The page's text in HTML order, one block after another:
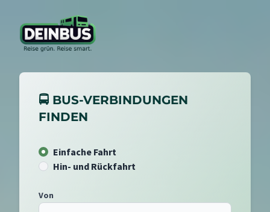
🚍 BUS-VERBINDUNGEN
FINDEN
Einfache Fahrt
Hin- und Rückfahrt
Von